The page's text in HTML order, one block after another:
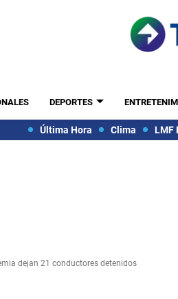
DEPORTES
Última Hora Clima LMF
dejan 21 conductores detenidos